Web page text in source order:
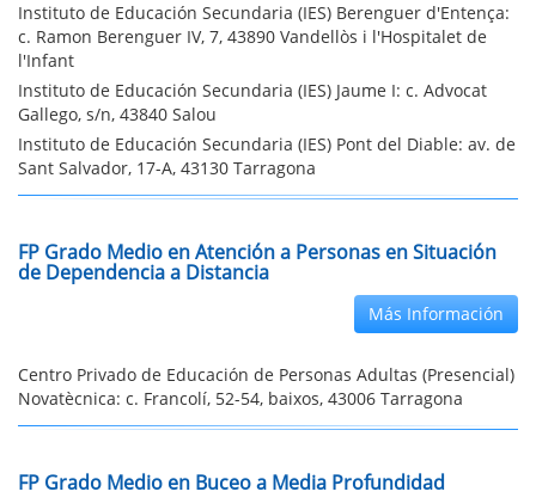
Instituto de Educación Secundaria (IES) Berenguer d'Entença:
c. Ramon Berenguer IV, 7, 43890 Vandellòs i l'Hospitalet de
l'Infant
Instituto de Educación Secundaria (IES) Jaume I: c. Advocat
Gallego, s/n, 43840 Salou
Instituto de Educación Secundaria (IES) Pont del Diable: av. de
Sant Salvador, 17-A, 43130 Tarragona
FP Grado Medio en Atención a Personas en Situación
de Dependencia a Distancia
Más Información
Centro Privado de Educación de Personas Adultas (Presencial)
Novatècnica: c. Francolí, 52-54, baixos, 43006 Tarragona
FP Grado Medio en Buceo a Media Profundidad